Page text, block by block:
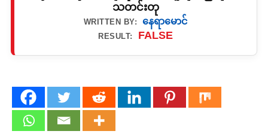
သတင်းတု
WRITTEN BY: နေရာမောင်
RESULT: FALSE